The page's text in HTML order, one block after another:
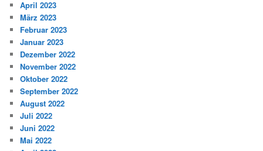
April 2023
März 2023
Februar 2023
Januar 2023
Dezember 2022
November 2022
Oktober 2022
September 2022
August 2022
Juli 2022
Juni 2022
Mai 2022